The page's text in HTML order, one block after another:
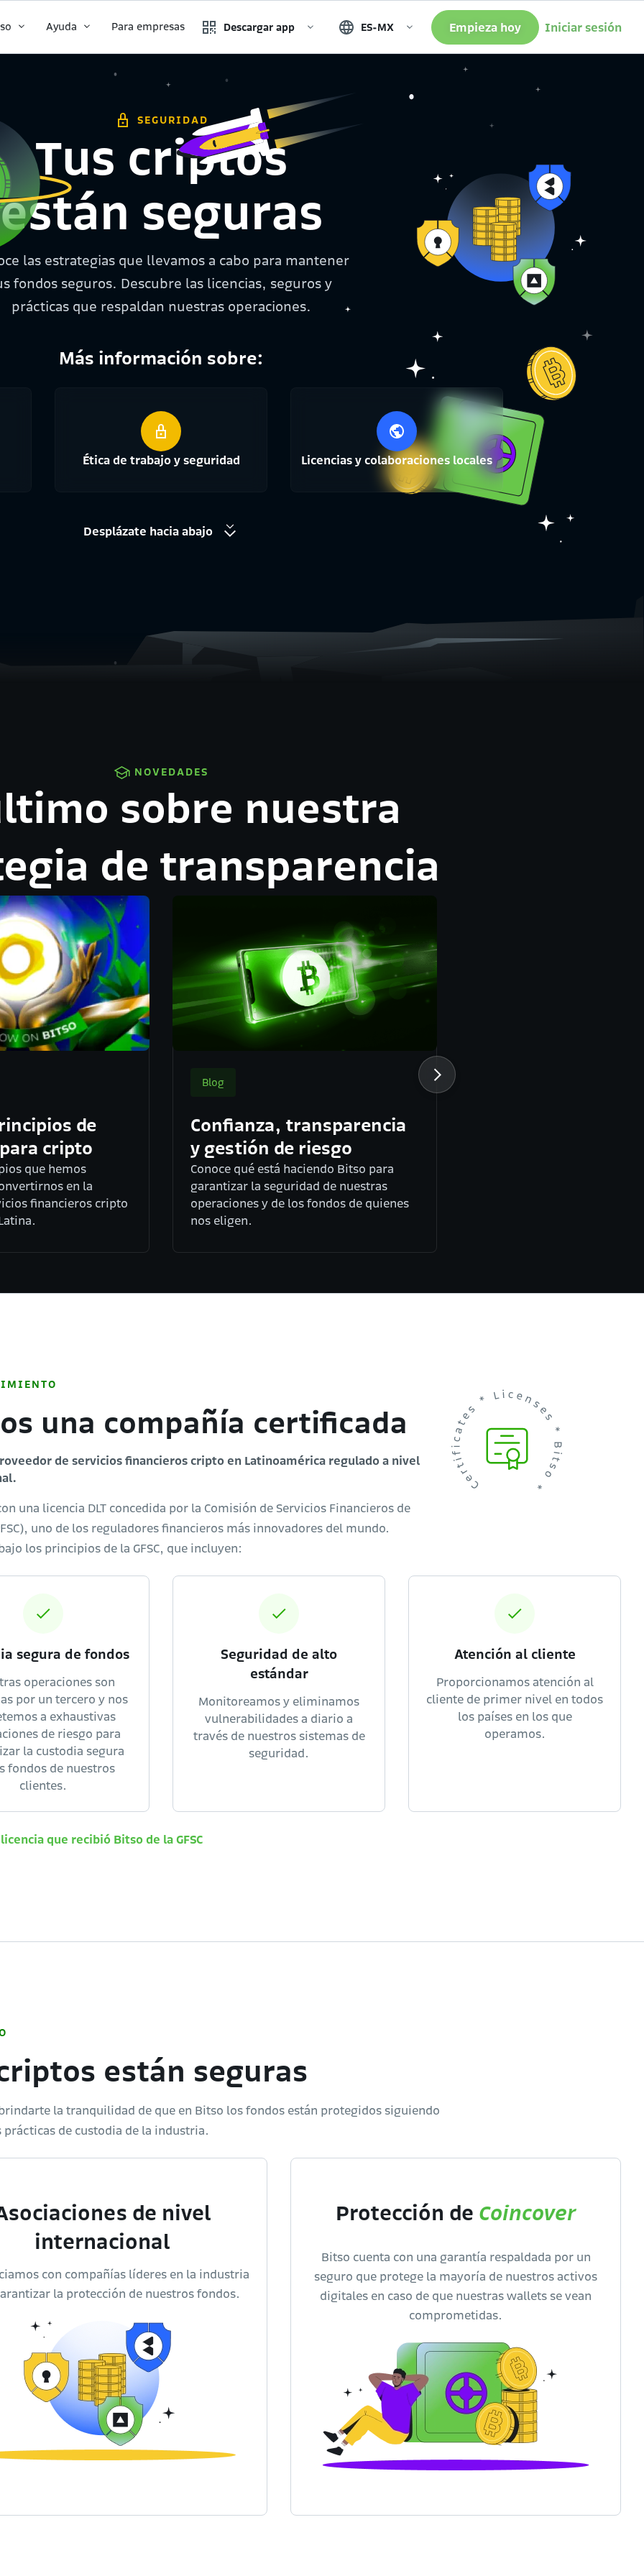
Ayuda Para empresas Descargar app ES-MX Empieza hoy Iniciar sesión
SEGURIDAD
Tus criptos
están seguras
las estrategias que llevamos a cabo para mantener
fondos seguros. Descubre las licencias, seguros y
prácticas que respaldan nuestras operaciones.
Más información sobre:
Ética de trabajo y seguridad Licencias y colaboraciones locales
Desplázate hacia abajo
NOVEDADES
sobre nuestra
de transparencia
transparencia
riesgo
haciendo Bitso para
de nuestras
los fondos de quienes
Blog
Nuestros principios de
regulación para cripto
Conoce los principios que hemos
priorizado para convertirnos en la
compañía de servicios financieros cripto
líder de América Latina.
una compañía certificada
de servicios financieros cripto en Latinoamérica regulado a nivel
una licencia DLT concedida por la Comisión de Servicios Financieros de
uno de los reguladores financieros más innovadores del mundo.
los principios de la GFSC, que incluyen:
segura de fondos
operaciones son
por un tercero y nos
a exhaustivas
de riesgo para
la custodia segura
fondos de nuestros
clientes.
Seguridad de alto
estándar
Monitoreamos y eliminamos
vulnerabilidades a diario a
través de nuestros sistemas de
seguridad.
Atención al cliente
Proporcionamos atención al
cliente de primer nivel en todos
los países en los que
operamos.
que recibió Bitso de la GFSC
están seguras
la tranquilidad de que en Bitso los fondos están protegidos siguiendo
prácticas de custodia de la industria.
de nivel
internacional
con compañías líderes en la industria
la protección de nuestros fondos.
Protección de Coincover
Bitso cuenta con una garantía respaldada por un
seguro que protege la mayoría de nuestros activos
digitales en caso de que nuestras wallets se vean
comprometidas.